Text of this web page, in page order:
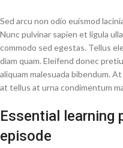
Sed arcu non odio euismod
Nunc pulvinar sapien et ligula
commodo sed egestas. Tellus
diam quam. Eleifend donec
aliquam malesuada bibendum.
at tellus at urna condimentum
Essential learning
episode